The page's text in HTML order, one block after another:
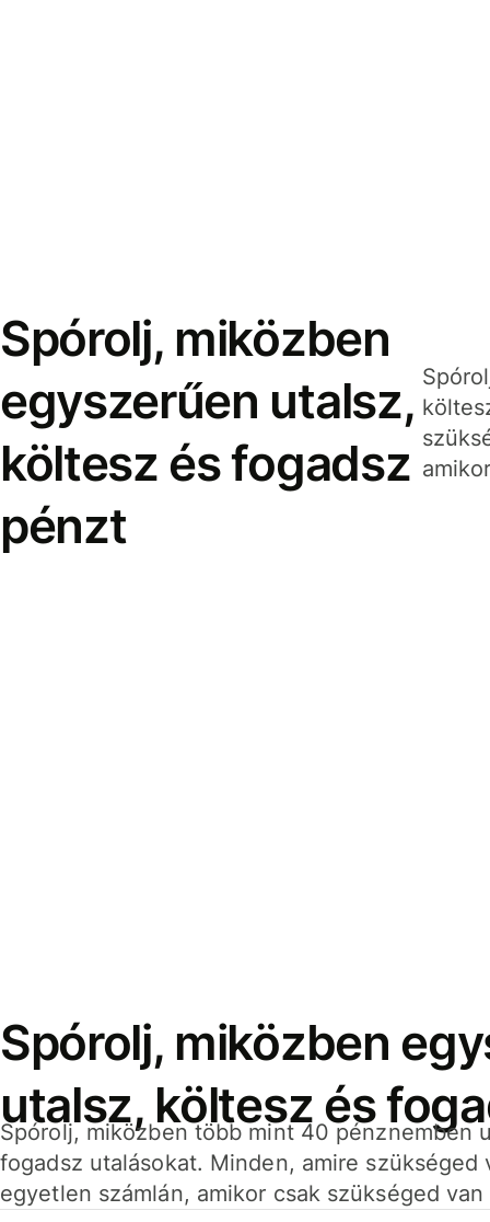
Spórolj, miközben
egyszerűen utalsz,
költesz és fogadsz
pénzt
Spórolj, miközben
utalsz, költesz és
Spórolj, miközben több mint 40 pénznemben
fogadsz utalásokat. Minden, amire szükséged
egyetlen számlán, amikor csak szükséged van